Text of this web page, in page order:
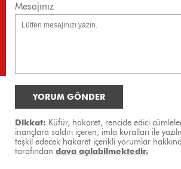
Mesajınız
YORUM GÖNDER
Dikkat: Küfür, hakaret, rencide edici
inançlara saldırı içeren, imla kuralları ile
teşkil edecek hakaret içerikli yorumlar
tarafından dava açılabilmektedir.